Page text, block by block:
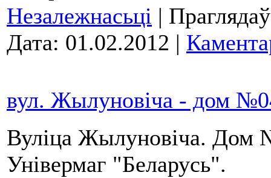
Незалежнасьці |
Дата: 01.02.2012 |
вул. Жылуновіча - дом
Вуліца Жылуновіча. Дом
Універмаг "Беларусь".